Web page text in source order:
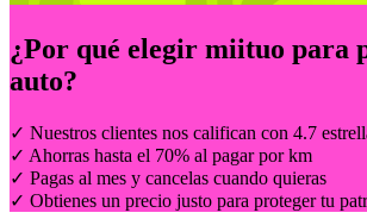
¿Por qué elegir miituo para
auto?
✓ Nuestros clientes nos califican con 4.7
✓ Ahorras hasta el 70% al pagar por km
✓ Pagas al mes y cancelas cuando quieras
✓ Obtienes un precio justo para proteger tu